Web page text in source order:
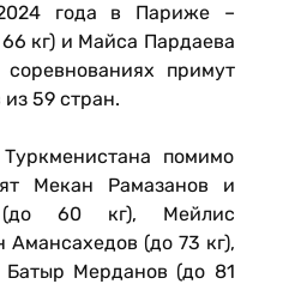
года в Париже –
кг) и Майса Пардаева
примут
59 стран.
помимо
Мекан Рамазанов и
(до 60 кг), Мейлис
(до 73 кг),
Мерданов (до 81